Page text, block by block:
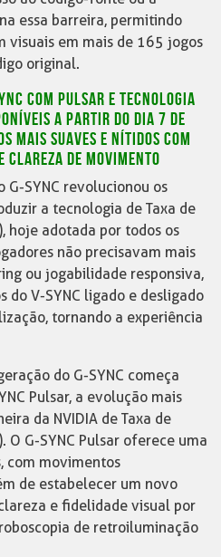
essa barreira, permitindo
visuais em mais de 165 jogos
original.
COM PULSAR E TECNOLOGIA
A PARTIR DO DIA 7 DE
MAIS SUAVES E NÍTIDOS COM
DE MOVIMENTO
SYNC revolucionou os
a tecnologia de Taxa de
hoje adotada por todos os
não precisavam mais
ou jogabilidade responsiva,
do V-SYNC ligado e desligado
tornando a experiência
do G-SYNC começa
Pulsar, a evolução mais
da NVIDIA de Taxa de
O G-SYNC Pulsar oferece uma
com movimentos
de estabelecer um novo
e fidelidade visual por
de retroiluminação